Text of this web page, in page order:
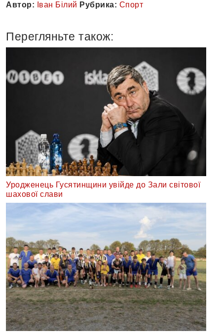
Автор: Іван Білий Рубрика: Спорт
Перегляньте також:
Уродженець Гусятинщини увійде до Зали світової
шахової слави